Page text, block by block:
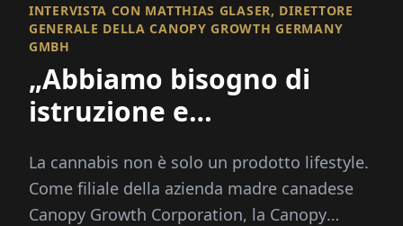
INTERVISTA CON MATTHIAS GLASER, DIRETTORE
GENERALE DELLA CANOPY GROWTH GERMANY
GMBH
„Abbiamo bisogno di
istruzione e
La cannabis non è solo un prodotto lifestyle.
Come filiale della azienda madre canadese
Canopy Growth Corporation, la Canopy